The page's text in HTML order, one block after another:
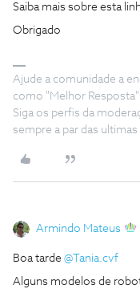
Saiba mais sobre esta
Obrigado
Ajude a comunidade a
como "Melhor
Siga os perfis da
sempre a par das
Armindo Mateus
Boa tarde @Tania.cvf
Alguns modelos de